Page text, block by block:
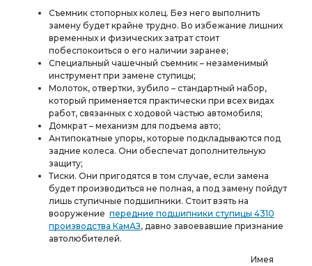
Съемник стопорных колец. Без него выполнить
замену будет крайне трудно. Во избежание лишних
временных и физических затрат стоит
побеспокоиться о его наличии заранее;
Специальный чашечный съемник – незаменимый
инструмент при замене ступицы;
Молоток, отвертки, зубило – стандартный набор,
который применяется практически при всех видах
работ, связанных с ходовой частью автомобиля;
Домкрат – механизм для подъема авто;
Антипокатные упоры, которые подкладываются под
задние колеса. Они обеспечат дополнительную
защиту;
Тиски. Они пригодятся в том случае, если замена
будет производиться не полная, а под замену пойдут
лишь ступичные подшипники. Стоит взять на
вооружение передние подшипники ступицы 4310
производства КамАЗ, давно завоевавшие признание
автолюбителей.
Имея